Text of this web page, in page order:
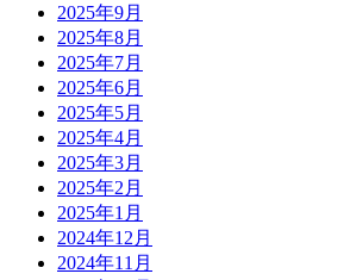
2025年9月
2025年8月
2025年7月
2025年6月
2025年5月
2025年4月
2025年3月
2025年2月
2025年1月
2024年12月
2024年11月